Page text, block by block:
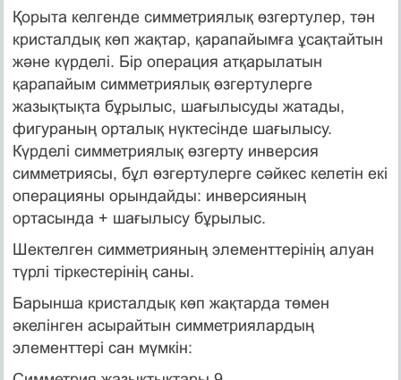
Қорыта келгенде симметриялық өзгертулер, тән
кристалдық көп жақтар, қарапайымға ұсақтайтын
және күрделi. Бiр операция атқарылатын
қарапайым симметриялық өзгертулерге
жазықтықта бұрылыс, шағылысуды жатады,
фигураның орталық нүктесiнде шағылысу.
Күрделi симметриялық өзгерту инверсия
симметриясы, бұл өзгертулерге сәйкес келетін екi
операцияны орындайды: инверсияның
ортасында + шағылысу бұрылыс.
Шектелген симметрияның элементтерiнiң алуан
түрлi тiркестерiнiң саны.
Барынша кристалдық көп жақтарда төмен
әкелiнген асырайтын симметриялардың
элементтерi сан мүмкiн: